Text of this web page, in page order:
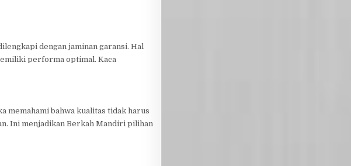
dengan jaminan garansi. Hal
performa optimal. Kaca
memahami bahwa kualitas tidak harus
Ini menjadikan Berkah Mandiri pilihan